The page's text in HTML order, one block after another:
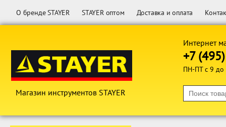
О бренде STAYER STAYER оптом Доставка и оплата
Магазин инструментов STAYER
Интернет
+7
ПН-ПТ с 9 до